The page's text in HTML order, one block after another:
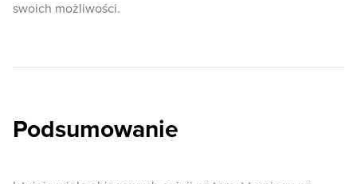
swoich możliwości.
Podsumowanie